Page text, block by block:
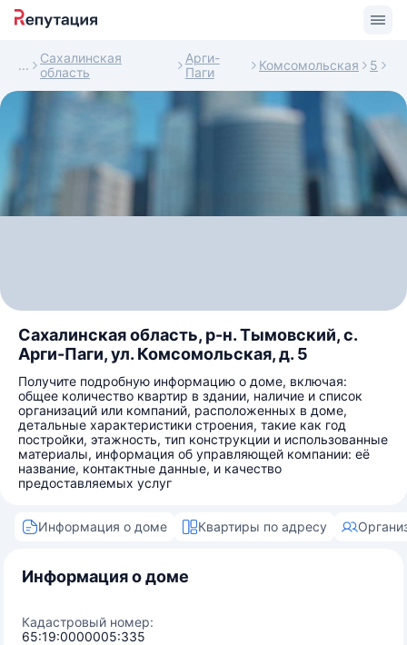
Сахалинская
область
Арги-
Паги
Комсомольская 5
Сахалинская область, р-н. Тымовский, с.
Арги-Паги, ул. Комсомольская, д. 5
Получите подробную информацию о доме, включая:
общее количество квартир в здании, наличие и список
организаций или компаний, расположенных в доме,
детальные характеристики строения, такие как год
постройки, этажность, тип конструкции и использованные
материалы, информация об управляющей компании: её
название, контактные данные, и качество
предоставляемых услуг
Информация о доме Квартиры по адресу
Информация о доме
Кадастровый номер:
65:19:0000005:335